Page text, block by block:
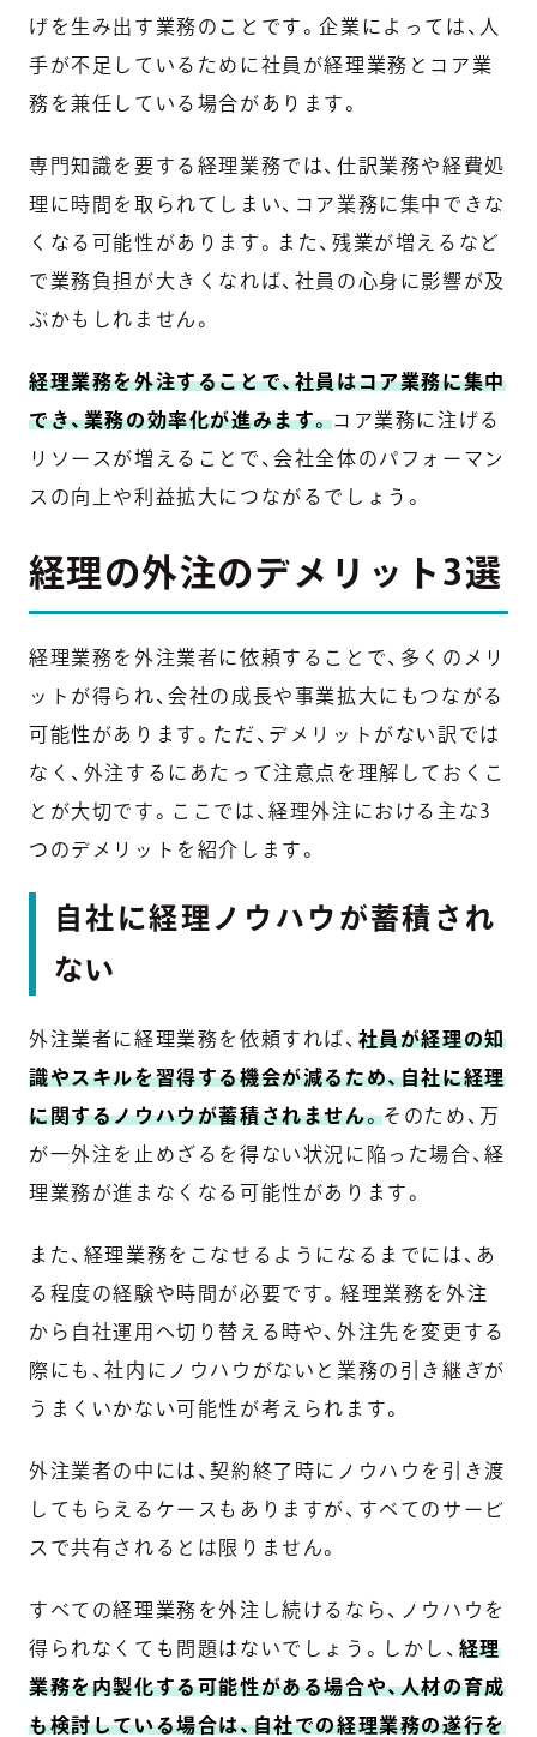
げを生み出す業務のことです。企業によっては、人
手が不足しているために社員が経理業務とコア業
務を兼任している場合があります。
専門知識を要する経理業務では、仕訳業務や経費処
理に時間を取られてしまい、コア業務に集中できな
くなる可能性があります。また、残業が増えるなど
で業務負担が大きくなれば、社員の心身に影響が及
ぶかもしれません。
経理業務を外注することで、社員はコア業務に集中
でき、業務の効率化が進みます。コア業務に注げる
リソースが増えることで、会社全体のパフォーマン
スの向上や利益拡大につながるでしょう。
経理の外注のデメリット3選
経理業務を外注業者に依頼することで、多くのメリ
ットが得られ、会社の成長や事業拡大にもつながる
可能性があります。ただ、デメリットがない訳では
なく、外注するにあたって注意点を理解しておくこ
とが大切です。ここでは、経理外注における主な3
つのデメリットを紹介します。
自社に経理ノウハウが蓄積され
ない
外注業者に経理業務を依頼すれば、 社員が経理の知
識やスキルを習得する機会が減るため、自社に経理
に関するノウハウが蓄積されません。そのため、万
が一外注を止めざるを得ない状況に陥った場合、経
理業務が進まなくなる可能性があります。
また、経理業務をこなせるようになるまでには、あ
る程度の経験や時間が必要です。経理業務を外注
から自社運用へ切り替える時や、外注先を変更する
際にも、社内にノウハウがないと業務の引き継ぎが
うまくいかない可能性が考えられます。
外注業者の中には、契約終了時にノウハウを引き渡
してもらえるケースもありますが、すべてのサービ
スで共有されるとは限りません。
すべての経理業務を外注し続けるなら、ノウハウを
得られなくても問題はないでしょう。しかし、 経理
業務を内製化する可能性がある場合や、人材の育成
も検討している場合は、自社での経理業務の遂行を